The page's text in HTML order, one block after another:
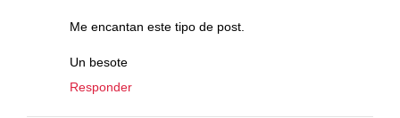
Me encantan este tipo de post.
Un besote
Responder